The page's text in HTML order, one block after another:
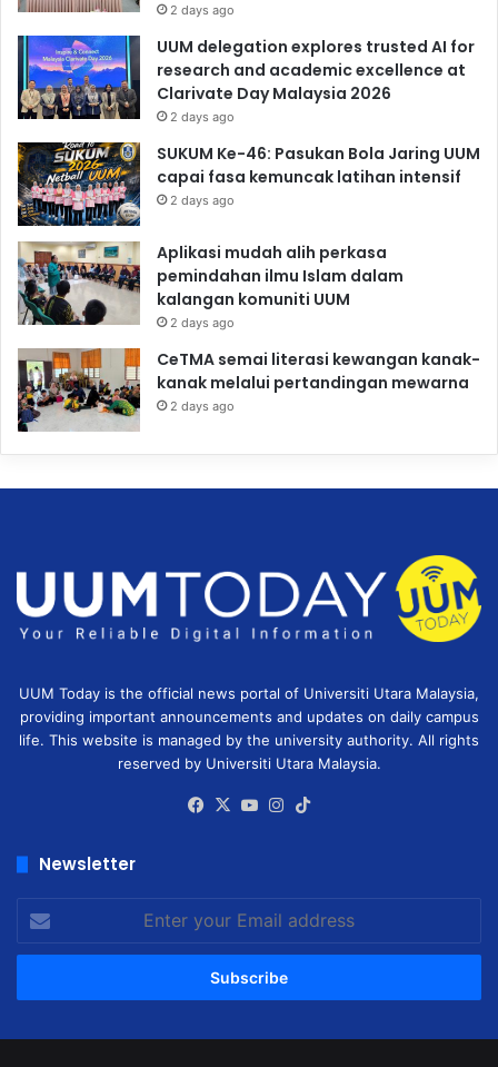
2 days ago
UUM delegation explores trusted AI for
research and academic excellence at
Clarivate Day Malaysia 2026
2 days ago
SUKUM Ke-46: Pasukan Bola Jaring UUM
capai fasa kemuncak latihan intensif
2 days ago
Aplikasi mudah alih perkasa
pemindahan ilmu Islam dalam
kalangan komuniti UUM
2 days ago
CeTMA semai literasi kewangan kanak-
kanak melalui pertandingan mewarna
2 days ago
UUM Today is the official news portal of Universiti Utara Malaysia,
providing important announcements and updates on daily campus
life. This website is managed by the university authority. All rights
reserved by Universiti Utara Malaysia.
Facebook
X YouTubeInstagram
Newsletter
your
Email